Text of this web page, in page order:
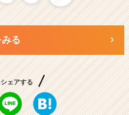
る
ェアする